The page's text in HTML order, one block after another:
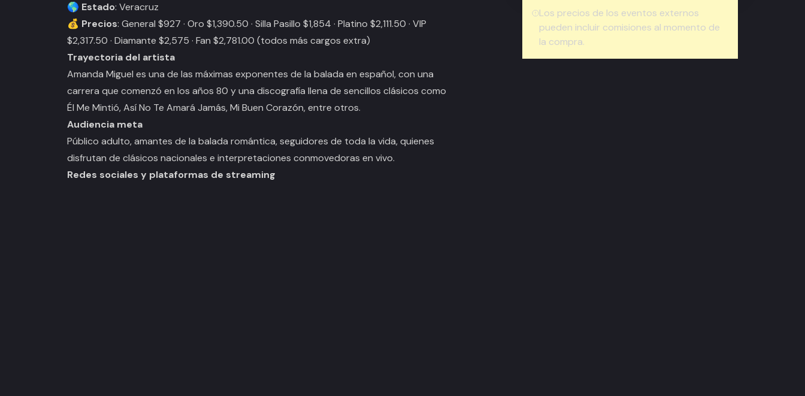
🌎 Estado: Veracruz
💰 Precios: General $927 · Oro $1,390.50 · Silla Pasillo $1,854 · Platino $2,111.50 · VIP
$2,317.50 · Diamante $2,575 · Fan $2,781.00 (todos más cargos extra)
Trayectoria del artista
Amanda Miguel es una de las máximas exponentes de la balada en español, con una
carrera que comenzó en los años 80 y una discografía llena de sencillos clásicos como
Él Me Mintió,Así No Te Amará Jamás,Mi Buen Corazón, entre otros.
Audiencia meta
Público adulto, amantes de la balada romántica, seguidores de toda la vida, quienes
disfrutan de clásicos nacionales e interpretaciones conmovedoras en vivo.
Redes sociales y plataformas de streaming
Los precios de los eventos externos
pueden incluir comisiones al momento de
la compra.